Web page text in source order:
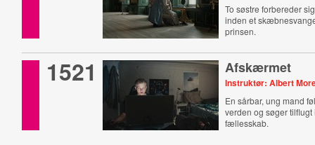
To søstre forbereder
inden et
prinsen.
1521 Afskærmet
Instruktør: Albert
En sårbar, ung mand
verden og søger tilflugt
fællesskab.